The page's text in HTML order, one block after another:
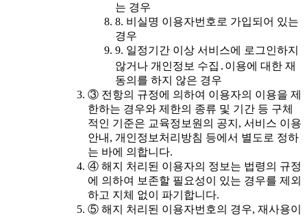
는 경우
8. 비실명 이용자번호로 가입되어 있는
경우
9. 일정기간 이상 서비스에 로그인하지
않거나 개인정보 수집․이용에 대한 재
동의를 하지 않은 경우
③ 전항의 규정에 의하여 이용자의 이용을 제
한하는 경우와 제한의 종류 및 기간 등 구체
적인 기준은 교육정보원의 공지, 서비스 이용
안내, 개인정보처리방침 등에서 별도로 정하
는 바에 의합니다.
④ 해지 처리된 이용자의 정보는 법령의 규정
에 의하여 보존할 필요성이 있는 경우를 제외
하고 지체 없이 파기합니다.
⑤ 해지 처리된 이용자번호의 경우, 재사용이